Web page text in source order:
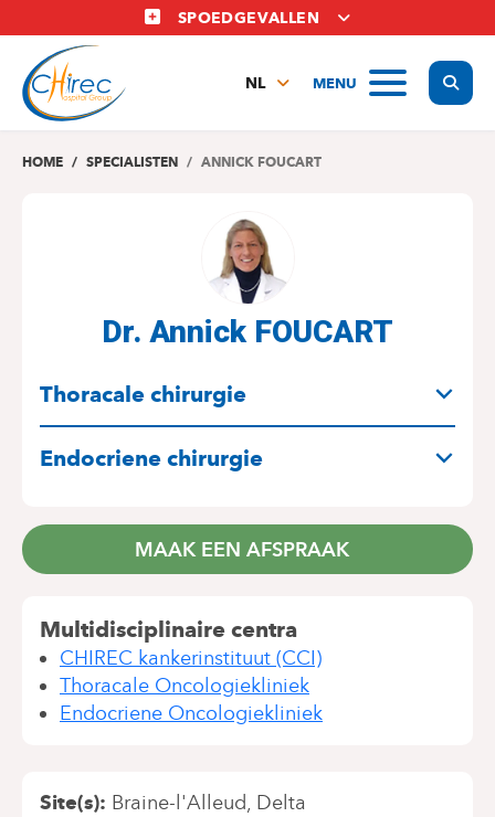
en
naar
inhoud
SPOEDGEVALLEN
MENU
NL
EN
HOME SPECIALISTEN ANNICK FOUCART
Dr. Annick FOUCART
Thoracale chirurgie
Endocriene chirurgie
MAAK EEN AFSPRAAK
Multidisciplinaire centra
CHIREC kankerinstituut (CCI)
Thoracale Oncologiekliniek
Endocriene Oncologiekliniek
Site(s) Braine-l'Alleud Delta